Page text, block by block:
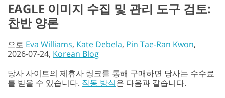
EAGLE 이미지 수집 및 관리 도구 검토:
찬반 양론
으로 Eva Williams, Kate Debela, Pin Tae-Ran Kwon,
2026-07-24, Korean Blog
당사 사이트의 제휴사 링크를 통해 구매하면 당사는 수수료
를 받을 수 있습니다. 작동 방식은 다음과 같습니다.